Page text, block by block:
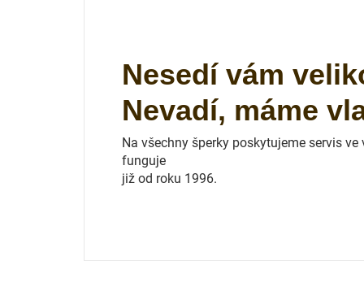
Nesedí vám
Nevadí, máme
Na všechny šperky poskytujeme servis
funguje
již od roku 1996.